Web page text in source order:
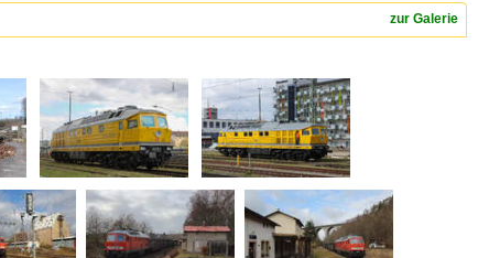
zur Galerie